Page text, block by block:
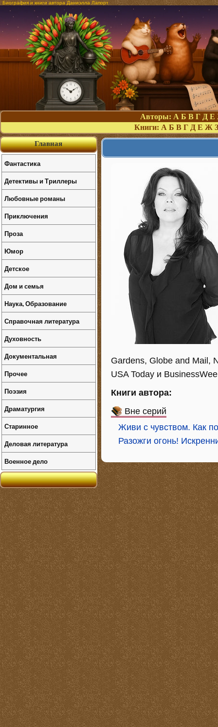
Биография и книги автора Даниэлла Лапорт
Авторы: А Б В Г Д Е
Книги: А Б В Г Д Е Ж З
Gardens, Globe and Mail,
USA Today и
Книги автора:
Вне серий
Живи с чувством. Как
Разожги огонь!
Главная
Фантастика
Детективы и Триллеры
Любовные романы
Приключения
Проза
Юмор
Детское
Дом и семья
Наука, Образование
Справочная литература
Духовность
Документальная
Прочее
Поэзия
Драматургия
Старинное
Деловая литература
Военное дело